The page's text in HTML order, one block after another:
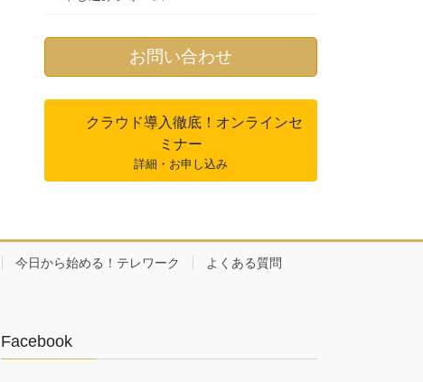
お問い合わせ
クラウド導入徹底！オンラインセ
ミナー
詳細・お申し込み
今日から始める！テレワーク
よくある質問
Facebook